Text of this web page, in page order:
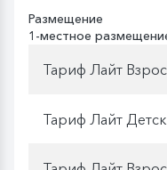
Размещение
1-местное
Тариф Лайт
Тариф Лайт